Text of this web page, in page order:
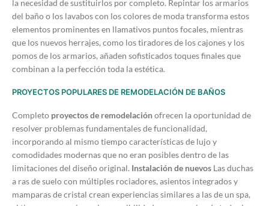
la necesidad de sustituirlos por completo. Repintar los armarios
del baño o los lavabos con los colores de moda transforma estos
elementos prominentes en llamativos puntos focales, mientras
que los nuevos herrajes, como los tiradores de los cajones y los
pomos de los armarios, añaden sofisticados toques finales que
combinan a la perfección toda la estética.
PROYECTOS POPULARES DE REMODELACIÓN DE BAÑOS
Completo proyectos de remodelaciónofrecen la oportunidad de
resolver problemas fundamentales de funcionalidad,
incorporando al mismo tiempo características de lujo y
comodidades modernas que no eran posibles dentro de las
limitaciones del diseño original. Instalación de nuevos Las duchas
a ras de suelo con múltiples rociadores, asientos integrados y
mamparas de cristal crean experiencias similares a las de un spa,